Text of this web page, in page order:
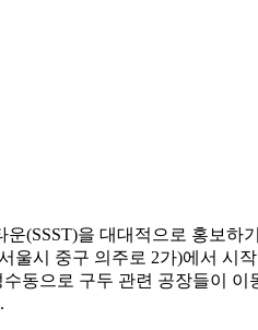
(SSST)을 대대적으로 홍보하
시 중구 의주로 2가)에서 시
동으로 구두 관련 공장들이